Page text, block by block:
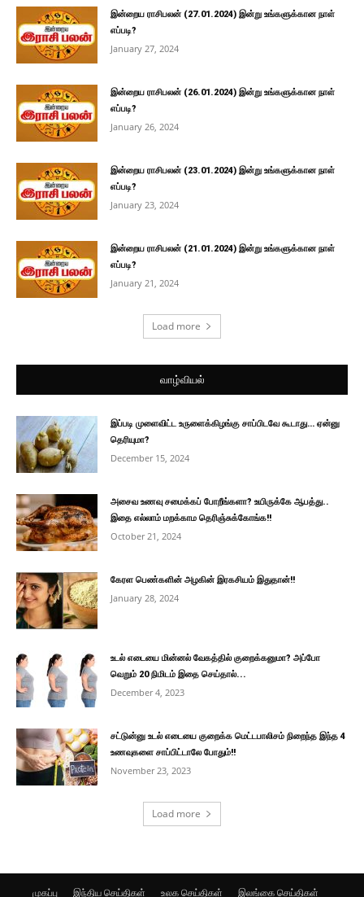
இன்றைய ராசிபலன் (27.01.2024) இன்று உங்களுக்கான நாள்
எப்படி?
January 27, 2024
இன்றைய ராசிபலன் (26.01.2024) இன்று உங்களுக்கான நாள்
எப்படி?
January 26, 2024
இன்றைய ராசிபலன் (23.01.2024) இன்று உங்களுக்கான நாள்
எப்படி?
January 23, 2024
இன்றைய ராசிபலன் (21.01.2024) இன்று உங்களுக்கான நாள்
எப்படி?
January 21, 2024
Load more
வாழ்வியல்
இப்படி முளைவிட்ட உருளைக்கிழங்கு சாப்பிடவே கூடாது… ஏன்னு
தெரியுமா?
December 15, 2024
அசைவ உணவு சமைக்கப் போறீங்களா? உயிருக்கே ஆபத்து..
இதை எல்லாம் மறக்காம தெரிஞ்சுக்கோங்க!!
October 21, 2024
கேரள பெண்களின் அழகின் இரகசியம் இதுதான்!!
January 28, 2024
உடல் எடையை மின்னல் வேகத்தில் குறைக்கனுமா? அப்போ
வெறும் 20 நிமிடம் இதை செய்தால்...
December 4, 2023
சட்டுன்னு உடல் எடையை குறைக்க மெட்டபாலிசம் நிறைந்த இந்த 4
உணவுகளை சாப்பிட்டாலே போதும்!!
November 23, 2023
Load more
முகப்பு இந்திய செய்திகள் உலக செய்திகள் இலங்கை செய்திகள்